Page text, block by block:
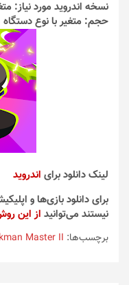
نسخه اندروید مورد نیاز:
حجم: متغیر با نوع دستگاه
لینک دانلود برای اندروید
برای دانلود بازی‌ها و
نیستند می‌توانید از این
برچسب‌ها: Master II